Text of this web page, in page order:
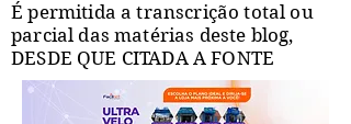
É permitida a transcrição total ou
parcial das matérias deste blog,
DESDE QUE CITADA A FONTE